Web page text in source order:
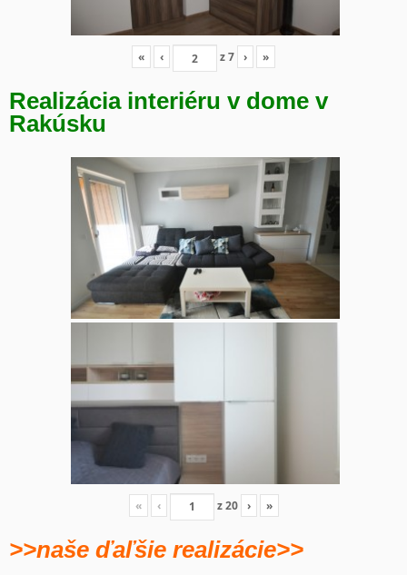
« ‹ z7 › »
Realizácia interiéru v dome v
Rakúsku
« ‹ z20 › »
>>naše ďaľšie realizácie>>